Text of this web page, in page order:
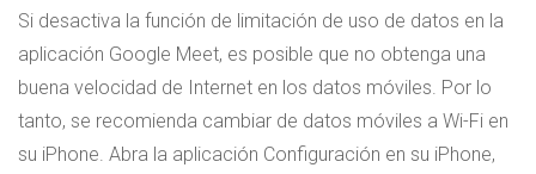
Si desactiva la función de limitación de uso de datos en la
aplicación Google Meet, es posible que no obtenga una
buena velocidad de Internet en los datos móviles. Por lo
tanto, se recomienda cambiar de datos móviles a Wi-Fi en
su iPhone. Abra la aplicación Configuración en su iPhone,